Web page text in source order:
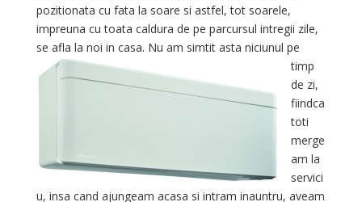
pozitionata cu fata la soare si astfel, tot soarele,
impreuna cu toata caldura de pe parcursul intregii zile,
se afla la noi in casa. Nu am simtit asta niciunul pe
timp
de zi,
fiindca
toti
merge
am la
servici
u, insa cand ajungeam acasa si intram inauntru, aveam